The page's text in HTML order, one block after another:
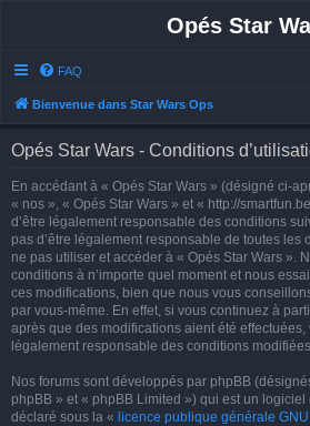
Opés Star
FAQ
Bienvenue dans Star Wars Ops
Opés Star Wars - Conditions
En accédant à « Opés Star Wars » (désigné ci-
« nos », « Opés Star Wars » et « http://
d’être légalement responsable des conditions
pas d’être légalement responsable de toutes les
ne pas utiliser et accéder à « Opés Star Wars ».
conditions à n’importe quel moment et nous
ces modifications, bien que nous vous
par vous-même. En effet, si vous continuez à
après que des modifications aient été effectuées,
légalement responsable des conditions
Nos forums sont développés par phpBB
phpBB » et « phpBB Limited ») qui est un
déclaré sous la « licence publique générale